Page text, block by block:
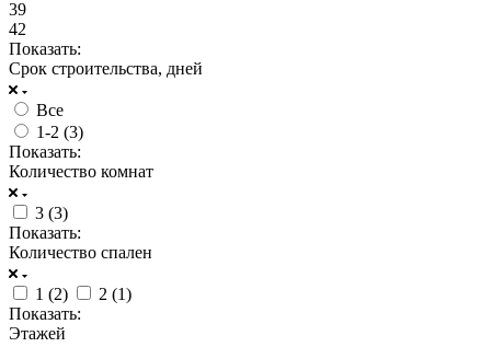
39
42
Показать:
Срок строительства, дней
Все
1-2 (3)
Показать:
Количество комнат
3 (3)
Показать:
Количество спален
1 (2) 2 (1)
Показать:
Этажей